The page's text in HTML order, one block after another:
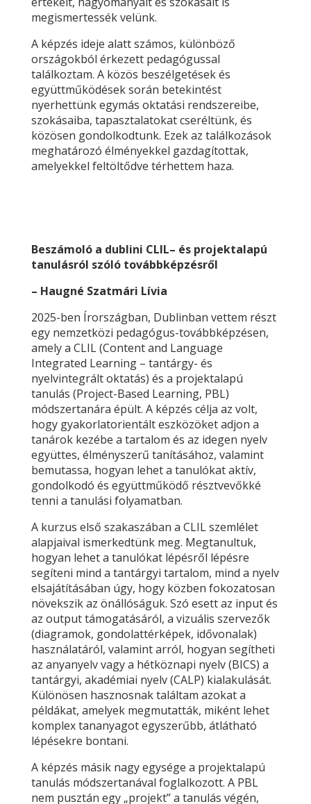
megismertessék velünk.
A képzés ideje alatt számos, különböző
országokból érkezett pedagógussal
találkoztam. A közös beszélgetések és
együttműködések során betekintést
nyerhettünk egymás oktatási rendszereibe,
szokásaiba, tapasztalatokat cseréltünk, és
közösen gondolkodtunk. Ezek az találkozások
meghatározó élményekkel gazdagítottak,
amelyekkel feltöltődve térhettem haza.
Beszámoló a dublini CLIL– és projektalapú
tanulásról szóló továbbképzésről
– Haugné Szatmári Lívia
2025-ben Írországban, Dublinban vettem részt
egy nemzetközi pedagógus-továbbképzésen,
amely a CLIL (Content and Language
Integrated Learning – tantárgy- és
nyelvintegrált oktatás) és a projektalapú
tanulás (Project-Based Learning, PBL)
módszertanára épült. A képzés célja az volt,
hogy gyakorlatorientált eszközöket adjon a
tanárok kezébe a tartalom és az idegen nyelv
együttes, élményszerű tanításához, valamint
bemutassa, hogyan lehet a tanulókat aktív,
gondolkodó és együttműködő résztvevőkké
tenni a tanulási folyamatban.
A kurzus első szakaszában a CLIL szemlélet
alapjaival ismerkedtünk meg. Megtanultuk,
hogyan lehet a tanulókat lépésről lépésre
segíteni mind a tantárgyi tartalom, mind a nyelv
elsajátításában úgy, hogy közben fokozatosan
növekszik az önállóságuk. Szó esett az input és
az output támogatásáról, a vizuális szervezők
(diagramok, gondolattérképek, idővonalak)
használatáról, valamint arról, hogyan segítheti
az anyanyelv vagy a hétköznapi nyelv (BICS) a
tantárgyi, akadémiai nyelv (CALP) kialakulását.
Különösen hasznosnak találtam azokat a
példákat, amelyek megmutatták, miként lehet
komplex tananyagot egyszerűbb, átlátható
lépésekre bontani.
A képzés másik nagy egysége a projektalapú
tanulás módszertanával foglalkozott. A PBL
nem pusztán egy „projekt” a tanulás végén,